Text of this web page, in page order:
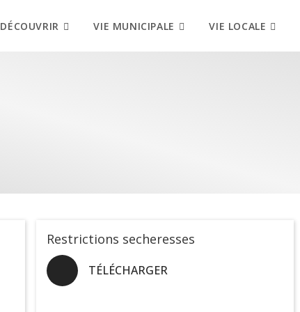
DÉCOUVRIR VIE MUNICIPALE VIE LOCALE
Restrictions secheresses
TÉLÉCHARGER